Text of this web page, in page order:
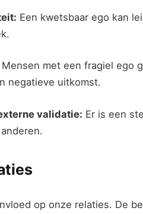
Een kwetsbaar ego kan
Mensen met een fragiel ego
negatieve uitkomst.
validatie: Er is een
op onze relaties. De